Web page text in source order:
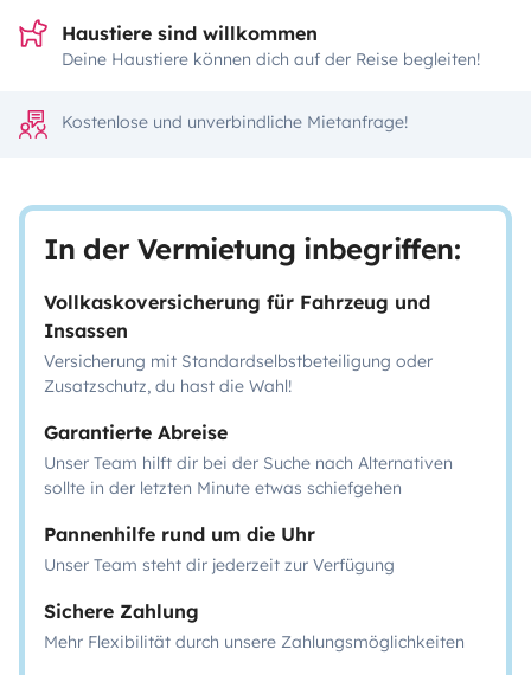
Haustiere sind willkommen
Deine Haustiere können dich auf der Reise begleiten!
Kostenlose und unverbindliche Mietanfrage!
In der Vermietung inbegriffen:
Vollkaskoversicherung für Fahrzeug und
Insassen
Versicherung mit Standardselbstbeteiligung oder
Zusatzschutz, du hast die Wahl!
Garantierte Abreise
Unser Team hilft dir bei der Suche nach Alternativen
sollte in der letzten Minute etwas schiefgehen
Pannenhilfe rund um die Uhr
Unser Team steht dir jederzeit zur Verfügung
Sichere Zahlung
Mehr Flexibilität durch unsere Zahlungsmöglichkeiten